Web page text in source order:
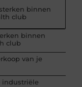
binnen
club
binnen
club
van je
industriële